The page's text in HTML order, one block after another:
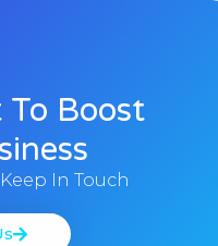
To Boost
In Touch